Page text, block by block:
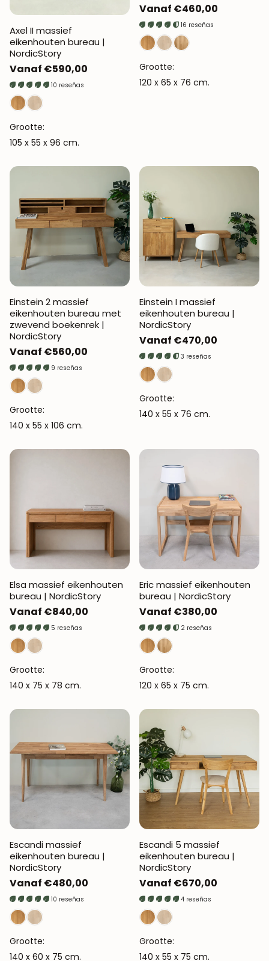
Axel II massief
eikenhouten bureau |
NordicStory
Normale
prijs
Vanaf €590,00
10 reseñas
Grootte:
105 x 55 x 96 cm.
Normale
prijs
Vanaf €460,00
16 reseñas
Grootte:
120 x 65 x 76 cm.
Einstein 2 massief
eikenhouten bureau met
zwevend boekenrek |
NordicStory
Normale
prijs
Vanaf €560,00
9 reseñas
Grootte:
140 x 55 x 106 cm.
Einstein I massief
eikenhouten bureau |
NordicStory
Normale
prijs
Vanaf €470,00
3 reseñas
Grootte:
140 x 55 x 76 cm.
Elsa massief eikenhouten
bureau | NordicStory
Normale
prijs
Vanaf €840,00
5 reseñas
Grootte:
140 x 75 x 78 cm.
Eric massief eikenhouten
bureau | NordicStory
Normale
prijs
Vanaf €380,00
2 reseñas
Grootte:
120 x 65 x 75 cm.
Escandi massief
eikenhouten bureau |
NordicStory
Normale
prijs
Vanaf €480,00
10 reseñas
Grootte:
140 x 60 x 75 cm.
Escandi 5 massief
eikenhouten bureau |
NordicStory
Normale
prijs
Vanaf €670,00
4 reseñas
Grootte:
140 x 55 x 75 cm.